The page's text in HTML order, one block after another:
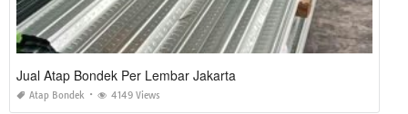
Jual Atap Bondek Per Lembar Jakarta
Atap Bondek 4149 Views